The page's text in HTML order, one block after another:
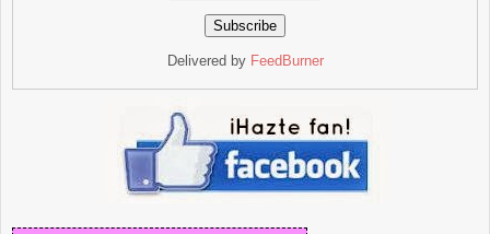
Delivered by FeedBurner